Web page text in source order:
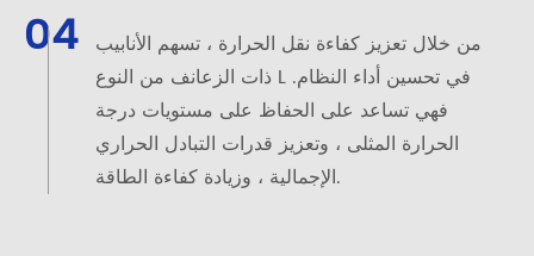
04 من خلال تعزيز كفاءة نقل الحرارة ، تسهم الأنابيب
ذات الزعانف من النوع L في تحسين أداء النظام.
فهي تساعد على الحفاظ على مستويات درجة
الحرارة المثلى ، وتعزيز قدرات التبادل الحراري
الإجمالية ، وزيادة كفاءة الطاقة.